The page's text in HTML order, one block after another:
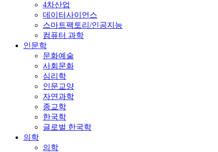
4차산업
데이터사이언스
스마트팩토리/인공지능
컴퓨터 과학
인문학
문화예술
사회문화
심리학
인문교양
자연과학
종교학
한국학
글로벌 한국학
의학
의학